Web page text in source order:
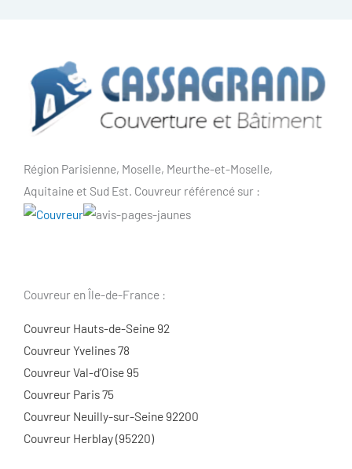
Région Parisienne, Moselle, Meurthe-et-Moselle,
Aquitaine et Sud Est. Couvreur référencé sur :
Couvreur en Île-de-France :
Couvreur Hauts-de-Seine 92
Couvreur Yvelines 78
Couvreur Val-d’Oise 95
Couvreur Paris 75
Couvreur Neuilly-sur-Seine 92200
Couvreur Herblay (95220)